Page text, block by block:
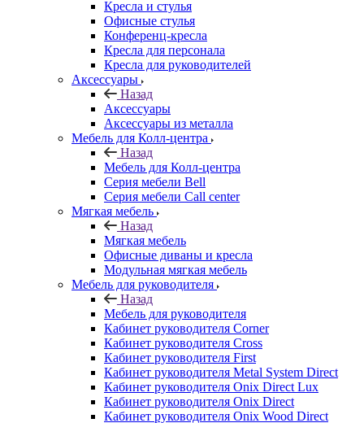
Кресла и стулья
Офисные стулья
Конференц-кресла
Кресла для персонала
Кресла для руководителей
Аксессуары
Назад
Аксессуары
Аксессуары из металла
Мебель для Колл-центра
Назад
Мебель для Колл-центра
Серия мебели Bell
Серия мебели Call center
Мягкая мебель
Назад
Мягкая мебель
Офисные диваны и кресла
Модульная мягкая мебель
Мебель для руководителя
Назад
Мебель для руководителя
Кабинет руководителя Corner
Кабинет руководителя Cross
Кабинет руководителя First
Кабинет руководителя Metal System Direct
Кабинет руководителя Onix Direct Lux
Кабинет руководителя Onix Direct
Кабинет руководителя Onix Wood Direct